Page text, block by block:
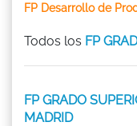
FP Desarrollo de
Todos los FP
FP GRADO
MADRID